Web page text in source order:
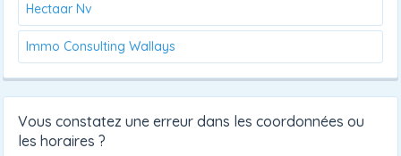
Hectaar Nv
Immo Consulting Wallays
Vous constatez une erreur dans les coordonnées ou
les horaires ?